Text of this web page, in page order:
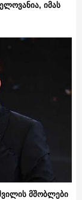
იმას
მშობლები